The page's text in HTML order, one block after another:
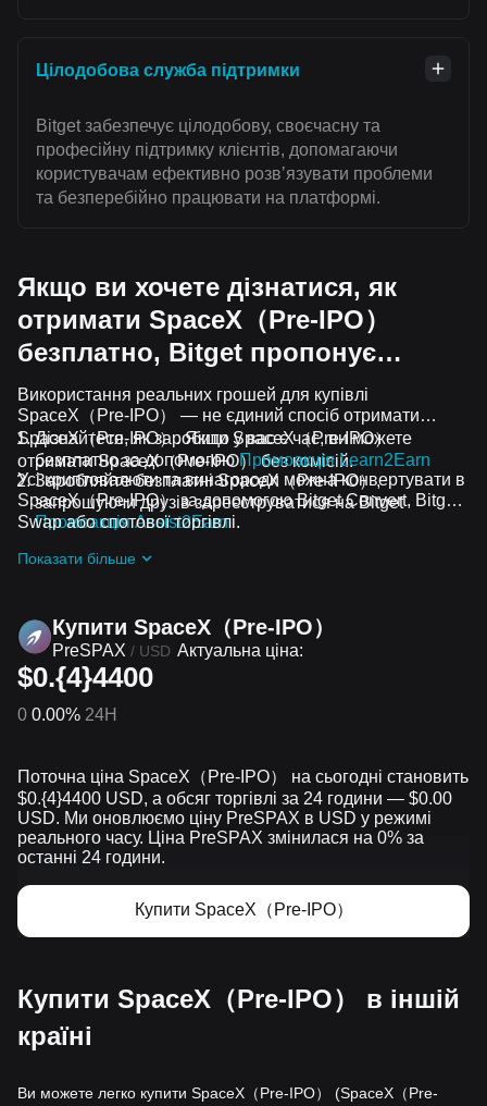
Цілодобова служба підтримки
Bitget забезпечує цілодобову, своєчасну та
професійну підтримку клієнтів, допомагаючи
користувачам ефективно розвʼязувати проблеми
та безперебійно працювати на платформі.
Якщо ви хочете дізнатися, як
отримати SpaceX（Pre-IPO）
безплатно, Bitget пропонує…
Використання реальних грошей для купівлі
SpaceX（Pre-IPO） — не єдиний спосіб отримати
SpaceX（Pre-IPO）. Якщо у вас є час, ви можете
отримати SpaceX（Pre-IPO） без комісій.
Дізнайтеся, як заробити SpaceX（Pre-IPO）
безплатно за допомогоюПромоакція Learn2Earn
Заробляйте безплатні SpaceX（Pre-IPO）,
запрошуючи друзів зареєструватися на Bitget
Промоакція Assist2Earn
аірдропів, приєднавшись до
Усі криптовалюти та винагороди можна конвертувати в
SpaceX（Pre-IPO） за допомогою Bitget Convert, Bitget
Swap або спотової торгівлі.
Показати більше
Купити SpaceX（Pre-IPO）
PreSPAX / USD Актуальна ціна:
$0.{4}4400
0 0.00% 24H
Поточна ціна SpaceX（Pre-IPO） на сьогодні становить
$0.{​4}4400 USD, а обсяг торгівлі за 24 години — $0.00
USD. Ми оновлюємо ціну PreSPAX в USD у режимі
реального часу. Ціна PreSPAX змінилася на 0% за
останні 24 години.
Купити SpaceX（Pre-IPO）
Купити SpaceX（Pre-IPO） в іншій
країні
Ви можете легко купити SpaceX（Pre-IPO） (SpaceX（Pre-